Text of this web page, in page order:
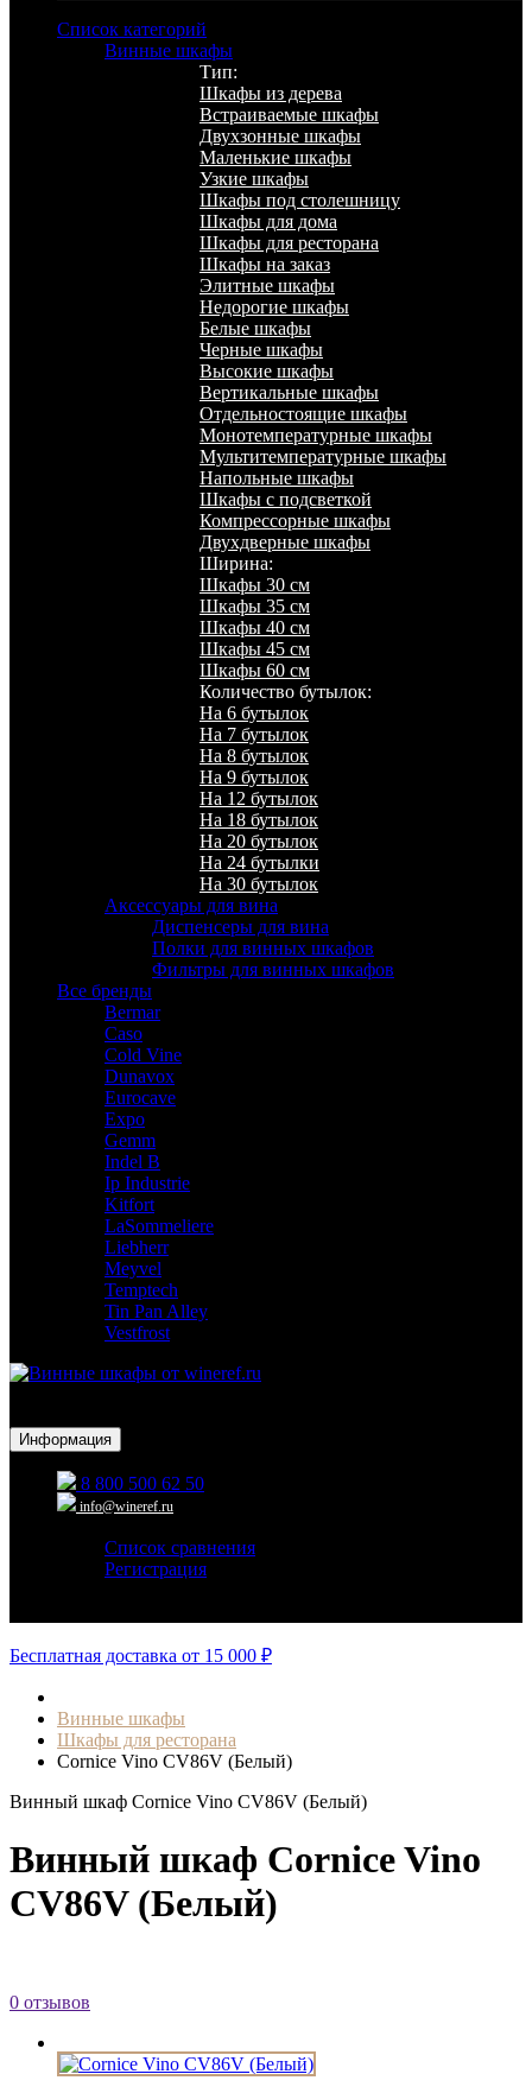
Список категорий
Винные шкафы
Тип:
Шкафы из дерева
Встраиваемые шкафы
Двухзонные шкафы
Маленькие шкафы
Узкие шкафы
Шкафы под столешницу
Шкафы для дома
Шкафы для ресторана
Шкафы на заказ
Элитные шкафы
Недорогие шкафы
Белые шкафы
Черные шкафы
Высокие шкафы
Вертикальные шкафы
Отдельностоящие шкафы
Монотемпературные шкафы
Мультитемпературные шкафы
Напольные шкафы
Шкафы с подсветкой
Компрессорные шкафы
Двухдверные шкафы
Ширина:
Шкафы 30 см
Шкафы 35 см
Шкафы 40 см
Шкафы 45 см
Шкафы 60 см
Количество бутылок:
На 6 бутылок
На 7 бутылок
На 8 бутылок
На 9 бутылок
На 12 бутылок
На 18 бутылок
На 20 бутылок
На 24 бутылки
На 30 бутылок
Аксессуары для вина
Диспенсеры для вина
Полки для винных шкафов
Фильтры для винных шкафов
Все бренды
Bermar
Caso
Cold Vine
Dunavox
Eurocave
Expo
Gemm
Indel B
Ip Industrie
Kitfort
LaSommeliere
Liebherr
Meyvel
Temptech
Tin Pan Alley
Vestfrost
Информация
8 800 500 62 50
info@wineref.ru
Список сравнения
Регистрация
Бесплатная доставка от 15 000 ₽
Винные шкафы
Шкафы для ресторана
Cornice Vino CV86V (Белый)
Винный шкаф Cornice Vino CV86V (Белый)
Винный шкаф Cornice Vino
CV86V (Белый)
0 отзывов